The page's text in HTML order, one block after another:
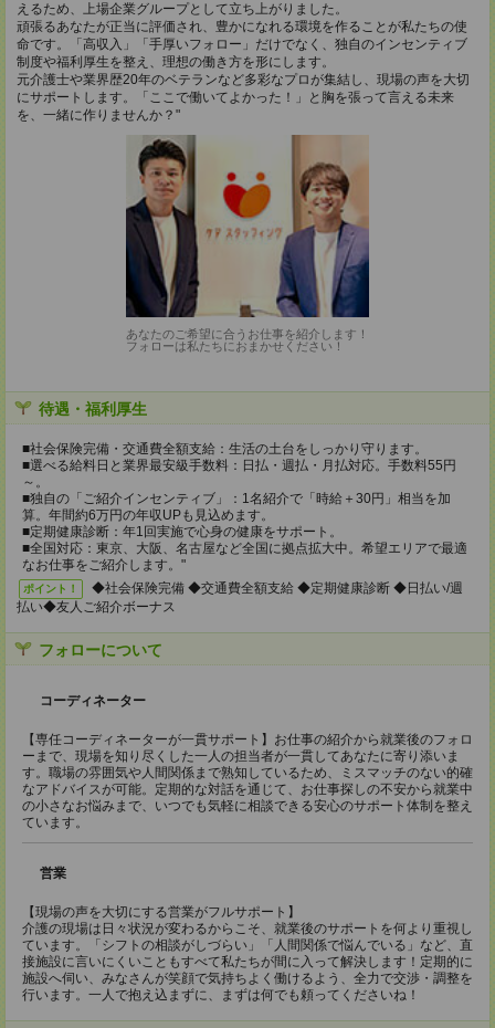
えるため、上場企業グループとして立ち上がりました。
頑張るあなたが正当に評価され、豊かになれる環境を作ることが私たちの使
命です。「高収入」「手厚いフォロー」だけでなく、独自のインセンティブ
制度や福利厚生を整え、理想の働き方を形にします。
元介護士や業界歴20年のベテランなど多彩なプロが集結し、現場の声を大切
にサポートします。「ここで働いてよかった！」と胸を張って言える未来
を、一緒に作りませんか？"
あなたのご希望に合うお仕事を紹介します！
フォローは私たちにおまかせください！
待遇・福利厚生
■社会保険完備・交通費全額支給：生活の土台をしっかり守ります。
■選べる給料日と業界最安級手数料：日払・週払・月払対応。手数料55円
～。
■独自の「ご紹介インセンティブ」：1名紹介で「時給＋30円」相当を加
算。年間約6万円の年収UPも見込めます。
■定期健康診断：年1回実施で心身の健康をサポート。
■全国対応：東京、大阪、名古屋など全国に拠点拡大中。希望エリアで最適
なお仕事をご紹介します。"
ポイント！
◆社会保険完備 ◆交通費全額支給 ◆定期健康診断 ◆日払い/週
払い◆友人ご紹介ボーナス
フォローについて
コーディネーター
【専任コーディネーターが一貫サポート】お仕事の紹介から就業後のフォロ
ーまで、現場を知り尽くした一人の担当者が一貫してあなたに寄り添いま
す。職場の雰囲気や人間関係まで熟知しているため、ミスマッチのない的確
なアドバイスが可能。定期的な対話を通じて、お仕事探しの不安から就業中
の小さなお悩みまで、いつでも気軽に相談できる安心のサポート体制を整え
ています。
営業
【現場の声を大切にする営業がフルサポート】
介護の現場は日々状況が変わるからこそ、就業後のサポートを何より重視し
ています。「シフトの相談がしづらい」「人間関係で悩んでいる」など、直
接施設に言いにくいこともすべて私たちが間に入って解決します！定期的に
施設へ伺い、みなさんが笑顔で気持ちよく働けるよう、全力で交渉・調整を
行います。一人で抱え込まずに、まずは何でも頼ってくださいね！